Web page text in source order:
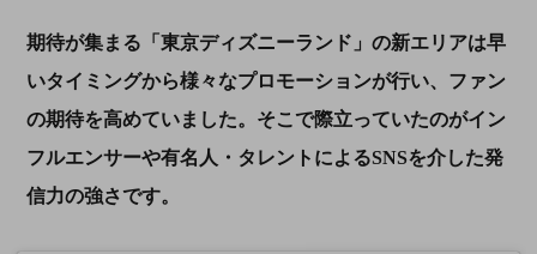
期待が集まる「東京ディズニーランド」の新エリアは早
いタイミングから様々なプロモーションが行い、ファン
の期待を高めていました。そこで際立っていたのがイン
フルエンサーや有名人・タレントによるSNSを介した発
信力の強さです。